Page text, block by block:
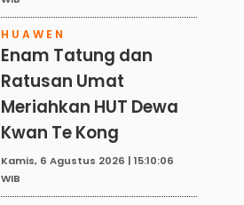
HUAWEN
Enam Tatung dan
Ratusan Umat
Meriahkan HUT Dewa
Kwan Te Kong
Kamis, 6 Agustus 2026 | 15:10:06
WIB